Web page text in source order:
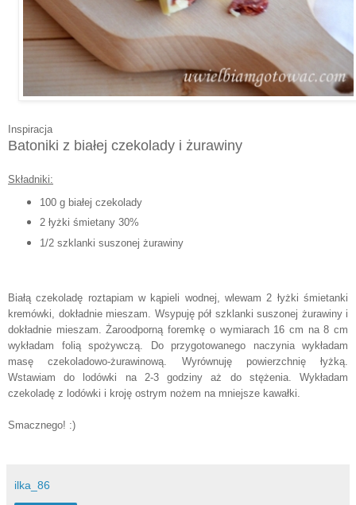
Inspiracja
Batoniki z białej czekolady i żurawiny
Składniki:
100 g białej czekolady
2 łyżki śmietany 30%
1/2 szklanki suszonej żurawiny
Białą czekoladę roztapiam w kąpieli wodnej, wlewam 2 łyżki śmietanki
kremówki, dokładnie mieszam. Wsypuję pół szklanki suszonej żurawiny i
dokładnie mieszam. Żaroodporną foremkę o wymiarach 16 cm na 8 cm
wykładam folią spożywczą. Do przygotowanego naczynia wykładam
masę czekoladowo-żurawinową. Wyrównuję powierzchnię łyżką.
Wstawiam do lodówki na 2-3 godziny aż do stężenia. Wykładam
czekoladę z lodówki i kroję ostrym nożem na mniejsze kawałki.
Smacznego! :)
ilka_86